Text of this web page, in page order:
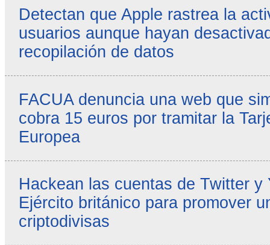
Detectan que Apple rastrea la
usuarios aunque hayan
recopilación de datos
FACUA denuncia una web que
cobra 15 euros por tramitar la
Europea
Hackean las cuentas de Twitter y
Ejército británico para promover
criptodivisas